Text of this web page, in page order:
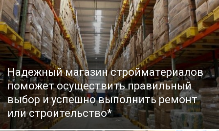
Надежный магазин стройматериалов
поможет осуществить правильный
выбор и успешно выполнить ремонт
или строительство*